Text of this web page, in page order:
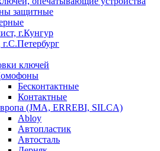
защитные
г.Кунгур
г.С.Петербург
ключей
Бесконтактные
Контактные
(JMA, ERREBI, SILCA)
Abloy
Автопластик
Автосталь